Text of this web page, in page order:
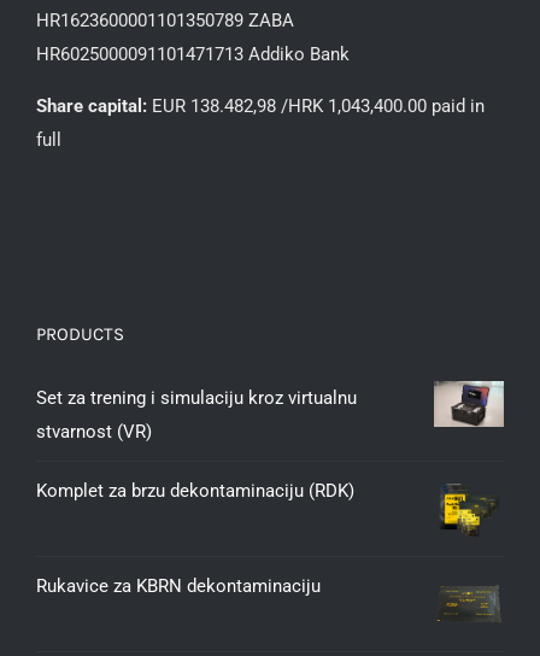
HR1623600001101350789 ZABA
HR6025000091101471713 Addiko Bank
Share capital: EUR 138.482,98 /HRK 1,043,400.00 paid in
full
PRODUCTS
Set za trening i simulaciju kroz virtualnu
stvarnost (VR)
Komplet za brzu dekontaminaciju (RDK)
Rukavice za KBRN dekontaminaciju